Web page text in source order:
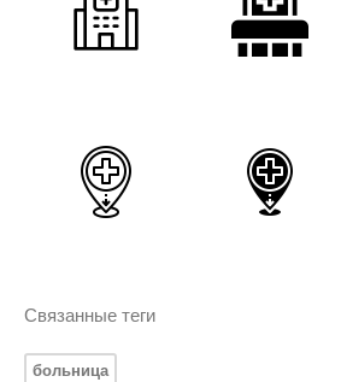
Связанные теги
больница